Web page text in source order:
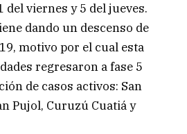
del viernes y 5 del jueves.
dando un descenso de
motivo por el cual esta
regresaron a fase 5
de casos activos: San
Pujol, Curuzú Cuatiá y